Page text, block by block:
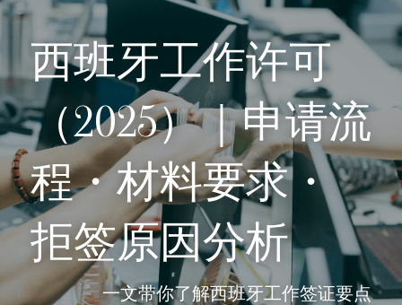
房地产投资
企业并购和投资
洞察（BLOG）
联系我们
Chinese
Chinese
Español
+34 610 154 700 （WhatsApp）
info@evergreen-eu.com
西班牙工作许可
（2025）｜申请流
程・材料要求・
拒签原因分析
一文带你了解西班牙工作签证要点